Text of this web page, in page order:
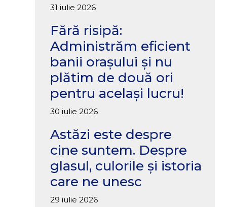
31 iulie 2026
Fără risipă:
Administrăm eficient
banii orașului și nu
plătim de două ori
pentru același lucru!
30 iulie 2026
Astăzi este despre
cine suntem. Despre
glasul, culorile și istoria
care ne unesc
29 iulie 2026